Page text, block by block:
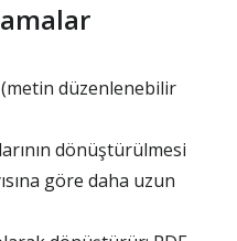
(metin düzenlenebilir
dönüştürülmesi
göre daha uzun